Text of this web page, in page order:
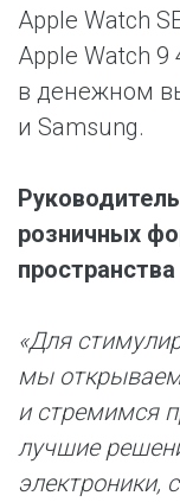
Apple Watch
Apple Watch
в денежном
и Samsung.
розничных
«Для
мы
и стремимся
лучшие
электроники,